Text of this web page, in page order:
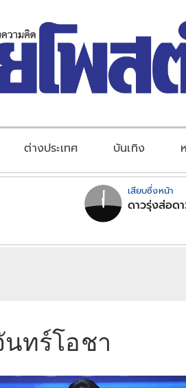
ต่างประเทศ บันเทิง
เสียบซึ่งหน้า
ดาวรุ่งส่อด
ทร์โอชา